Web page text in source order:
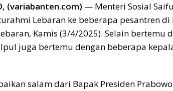
(variabanten.com) — Menteri Sosial
Lebaran ke beberapa pesantren
Kamis (3/4/2025). Selain bertemu
Ipul juga bertemu dengan beberapa
salam dari Bapak Presiden